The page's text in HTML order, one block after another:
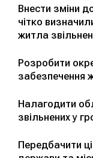
Внести зміни
чітко
житла
Розробити
забезпечення
Налагодити
звільнених у
Передбачити